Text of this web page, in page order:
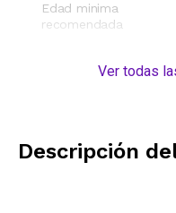
Edad minima
recomendada
Ver todas
Descripción